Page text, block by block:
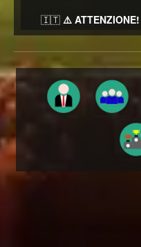
🇮🇹 ⚠️ ATTENZIONE!